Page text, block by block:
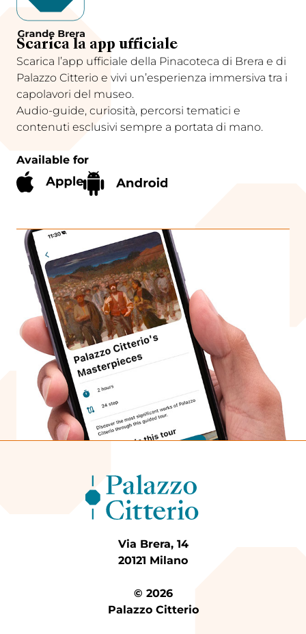
Scarica la app ufficiale
Scarica l’app ufficiale della Pinacoteca di Brera e di
Palazzo Citterio e vivi un’esperienza immersiva tra i
capolavori del museo.
Audio-guide, curiosità, percorsi tematici e
contenuti esclusivi sempre a portata di mano.
Available for
Via Brera, 14
20121 Milano
© 2026
Palazzo Citterio